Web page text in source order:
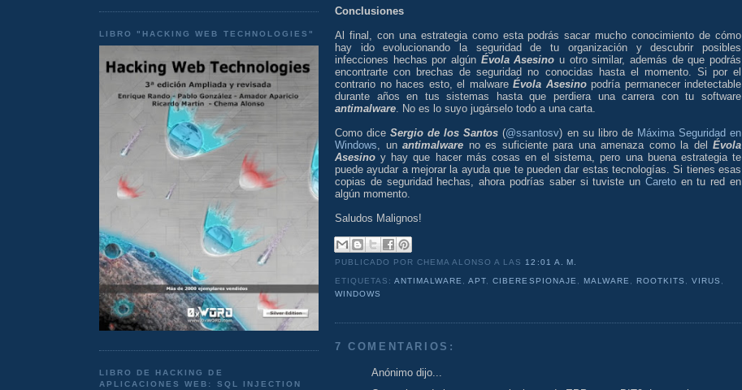
LIBRO "HACKING WEB TECHNOLOGIES"
LIBRO DE HACKING DE
APLICACIONES WEB: SQL INJECTION
Conclusiones
Al final, con una estrategia como esta podrás sacar mucho conocimiento de cómo
hay ido evolucionando la seguridad de tu organización y descubrir posibles
infecciones hechas por algún Évola Asesino u otro similar, además de que podrás
encontrarte con brechas de seguridad no conocidas hasta el momento. Si por el
contrario no haces esto, el malware Évola Asesinopodría permanecer indetectable
durante años en tus sistemas hasta que perdiera una carrera con tu software
antimalware . No es lo suyo jugárselo todo a una carta.
Como diceSergio de los Santos (@ssantosv) en su libro de Máxima Seguridad en
Windows , un antimalware no es suficiente para una amenaza como la del Évola
Asesino y hay que hacer más cosas en el sistema, pero una buena estrategia te
puede ayudar a mejorar la ayuda que te pueden dar estas tecnologías. Si tienes esas
copias de seguridad hechas, ahora podrías saber si tuviste un Caretoen tu red en
algún momento.
Saludos Malignos!
PUBLICADO POR CHEMA ALONSOA LAS 12:01 A. M.
ETIQUETAS:ANTIMALWARE,APT,CIBERESPIONAJE, MALWARE, ROOTKITS , VIRUS ,
WINDOWS
7 COMENTARIOS:
Anónimo dijo...